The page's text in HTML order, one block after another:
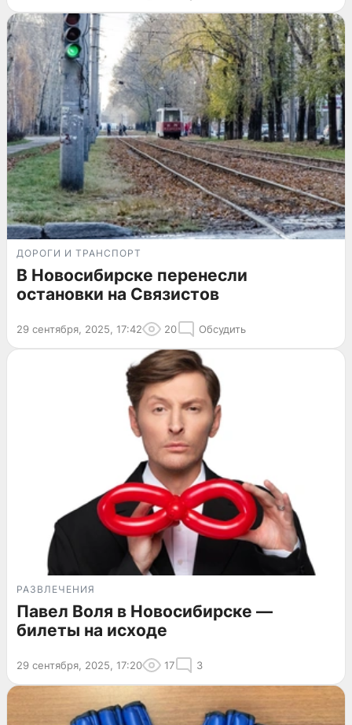
ДОРОГИ И ТРАНСПОРТ
В Новосибирске перенесли
остановки на Связистов
29 сентября, 2025, 17:42 20 Обсудить
РАЗВЛЕЧЕНИЯ
Павел Воля в Новосибирске —
билеты на исходе
29 сентября, 2025, 17:20 17 3